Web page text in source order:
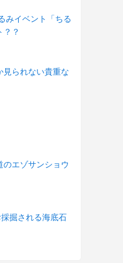
みイベント「ちる
？？
見られない貴重な
のエゾサンショウ
掘される海底石